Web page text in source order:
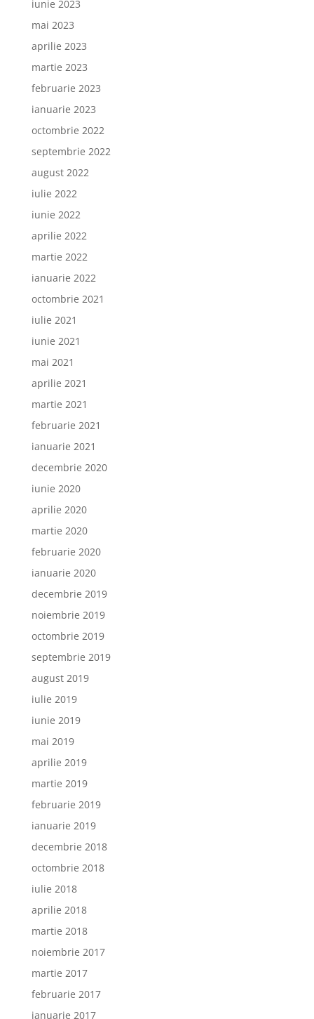
iunie 2023
mai 2023
aprilie 2023
martie 2023
februarie 2023
ianuarie 2023
octombrie 2022
septembrie 2022
august 2022
iulie 2022
iunie 2022
aprilie 2022
martie 2022
ianuarie 2022
octombrie 2021
iulie 2021
iunie 2021
mai 2021
aprilie 2021
martie 2021
februarie 2021
ianuarie 2021
decembrie 2020
iunie 2020
aprilie 2020
martie 2020
februarie 2020
ianuarie 2020
decembrie 2019
noiembrie 2019
octombrie 2019
septembrie 2019
august 2019
iulie 2019
iunie 2019
mai 2019
aprilie 2019
martie 2019
februarie 2019
ianuarie 2019
decembrie 2018
octombrie 2018
iulie 2018
aprilie 2018
martie 2018
noiembrie 2017
martie 2017
februarie 2017
ianuarie 2017